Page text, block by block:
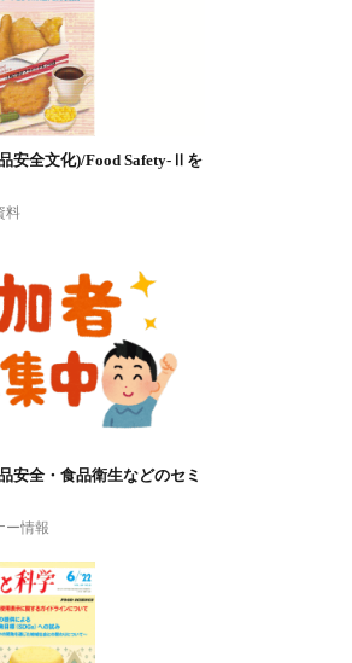
安全文化)/Food Safety-Ⅱを
料
安全・食品衛生などのセミ
ー情報